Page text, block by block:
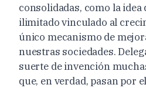
consolidadas, como la
ilimitado vinculado al
único mecanismo de
nuestras sociedades.
suerte de invención
que, en verdad, pasan por